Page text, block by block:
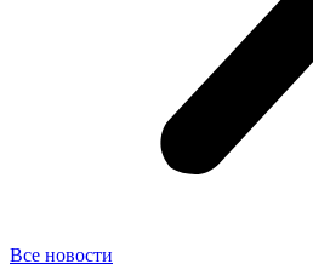
Все новости